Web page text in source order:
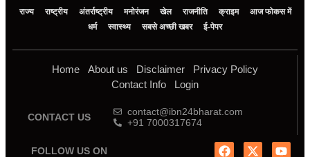
राज्य राष्ट्रीय अंतर्राष्ट्रीय मनोरंजन खेल राजनीति क्राइम
आज फोकस में
धर्म
स्वास्थ्य सबसे अच्छी खबर ई-पेपर
Home About us Disclaimer
Privacy Policy
Contact Info
Login
CONTACT US
contact@ibn24bharat.com
+91 7000317674
FOLLOW US ON